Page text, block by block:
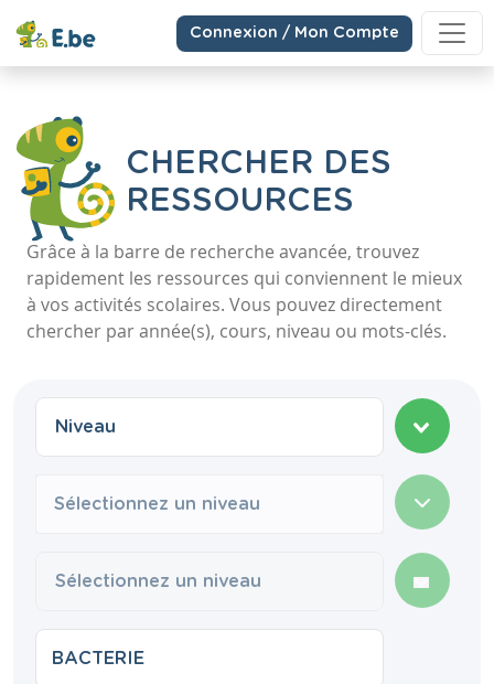
Connexion / Mon Compte
CHERCHER DES
RESSOURCES
Grâce à la barre de recherche avancée, trouvez
rapidement les ressources qui conviennent le mieux
à vos activités scolaires. Vous pouvez directement
chercher par année(s), cours, niveau ou mots-clés.
Sélectionnez un niveau